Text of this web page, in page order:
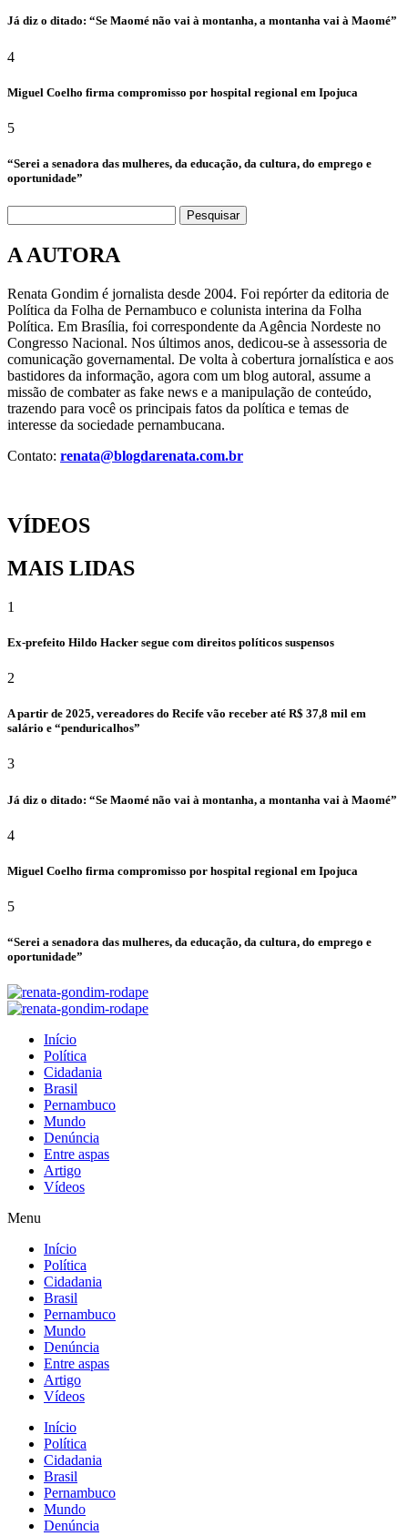
Já diz o ditado: “Se Maomé não vai à montanha, a montanha vai à Maomé”
4
Miguel Coelho firma compromisso por hospital regional em Ipojuca
5
“Serei a senadora das mulheres, da educação, da cultura, do emprego e
oportunidade”
Pesquisar
A AUTORA
Renata Gondim é jornalista desde 2004. Foi repórter da editoria de
Política da Folha de Pernambuco e colunista interina da Folha
Política. Em Brasília, foi correspondente da Agência Nordeste no
Congresso Nacional. Nos últimos anos, dedicou-se à assessoria de
comunicação governamental. De volta à cobertura jornalística e aos
bastidores da informação, agora com um blog autoral, assume a
missão de combater as fake news e a manipulação de conteúdo,
trazendo para você os principais fatos da política e temas de
interesse da sociedade pernambucana.
Contato: renata@blogdarenata.com.br
VÍDEOS
MAIS LIDAS
1
Ex-prefeito Hildo Hacker segue com direitos políticos suspensos
2
A partir de 2025, vereadores do Recife vão receber até R$ 37,8 mil em
salário e “penduricalhos”
3
Já diz o ditado: “Se Maomé não vai à montanha, a montanha vai à Maomé”
4
Miguel Coelho firma compromisso por hospital regional em Ipojuca
5
“Serei a senadora das mulheres, da educação, da cultura, do emprego e
oportunidade”
Início
Política
Cidadania
Brasil
Pernambuco
Mundo
Denúncia
Entre aspas
Artigo
Vídeos
Menu
Início
Política
Cidadania
Brasil
Pernambuco
Mundo
Denúncia
Entre aspas
Artigo
Vídeos
Início
Política
Cidadania
Brasil
Pernambuco
Mundo
Denúncia